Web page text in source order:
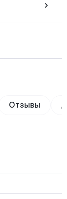
Отзывы